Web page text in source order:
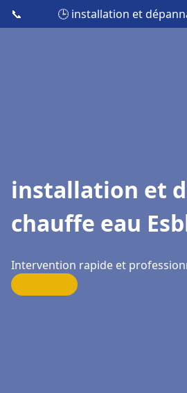
📞 🕒 installation et
installation et
chauffe eau
Intervention rapide et